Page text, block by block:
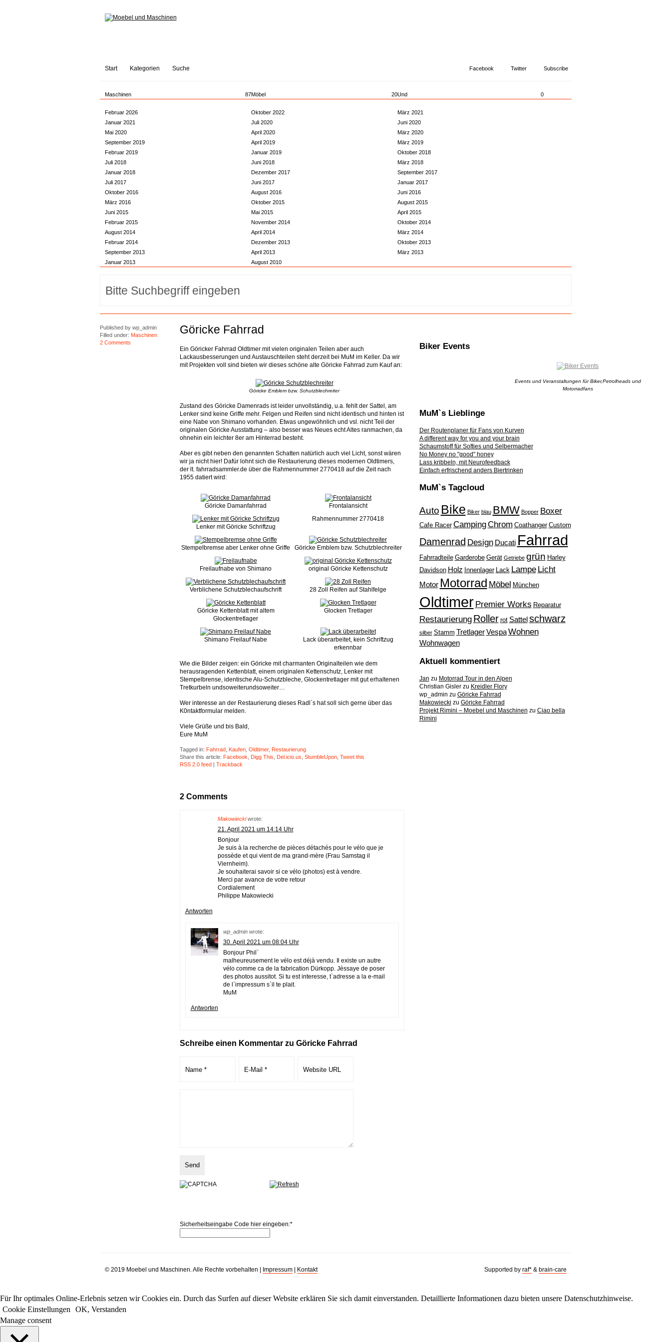
Subscribe
Twitter
Facebook
Start Kategorien Suche
Maschinen 87Möbel 20Und 0
Februar 2026 Oktober 2022
März 2021
Januar 2021
Juli 2020
Juni 2020
Mai 2020
April 2020
März 2020
September 2019
April 2019
März 2019
Februar 2019
Januar 2019
Oktober 2018
Juli 2018
Juni 2018
März 2018
Januar 2018
Dezember 2017
September 2017
Juli 2017
Juni 2017
Januar 2017
Oktober 2016
August 2016
Juni 2016
März 2016
Oktober 2015
August 2015
Juni 2015
Mai 2015
April 2015
Februar 2015
November 2014
Oktober 2014
August 2014
April 2014
März 2014
Februar 2014
Dezember 2013
Oktober 2013
September 2013
April 2013
März 2013
Januar 2013
August 2010
Biker Events
Events und Veranstaltungen für Biker,Petrolheads und
Motorradfans
MuM`s Lieblinge
Der Routenplaner für Fans von Kurven
A different way for you and your brain
Schaumstoff für Softies und Selbermacher
No Money no "good" honey
Lass kribbeln, mit Neurofeedback
Einfach erfrischend anders Biertrinken
MuM`s Tagcloud
Auto Bike Biker blau BMW Bopper Boxer
Cafe Racer CampingChrom Coathanger Custom
Damenrad Design Ducati Fahrrad
Fahrradteile Garderobe Gerät Getriebe grün Harley
Davidson Holz Innenlager Lack Lampe Licht
Motor Motorrad Möbel München
Oldtimer Premier Works Reparatur
Restaurierung Roller rot Sattel schwarz
silber Stamm Tretlager Vespa Wohnen
Wohnwagen
Aktuell kommentiert
Jan zu Motorrad Tour in den Alpen
Christian Gislerzu Kreidler Flory
wp_admin zu Göricke Fahrrad
Makowiecki zu Göricke Fahrrad
Projekt Rimini – Moebel und Maschinen zu Ciao bella
Rimini
Published bywp_admin
Filled under: Maschinen
2 Comments
Göricke Fahrrad
Ein Göricker Fahrrad Oldtimer mit vielen originalen Teilen aber auch
Lackausbesserungen und Austauschteilen steht derzeit bei MuM im Keller. Da wir
mit Projekten voll sind bieten wir dieses schöne alte Göricke Fahrrad zum Kauf an:
Göricke Emblem bzw. Schutzblechreiter
Zustand des Göricke Damenrads ist leider unvollständig, u.a. fehlt der Sattel, am
Lenker sind keine Griffe mehr. Felgen und Reifen sind nicht identisch und hinten ist
eine Nabe von Shimano vorhanden. Etwas ungewöhnlich und vsl. nicht Teil der
originalen Göricke Ausstattung – also besser was Neues echt Altes ranmachen, da
ohnehin ein leichter 8er am Hinterrad besteht.
Aber es gibt neben den genannten Schatten natürlich auch viel Licht, sonst wären
wir ja nicht hier! Dafür lohnt sich die Restaurierung dieses modernen Oldtimers,
der lt. fahrradsammler.de über die Rahmennummer 2770418 auf die Zeit nach
1955 datiert wird:
Göricke Damanfahrrad Frontalansicht
Lenker mit Göricke Schriftzug
Rahmennummer 2770418
Stempelbremse aber Lenker ohne Griffe Göricke Emblem bzw. Schutzblechreiter
Freilaufnabe von Shimano original Göricke Kettenschutz
Verblichene Schutzblechaufschrift 28 Zoll Reifen auf Stahlfelge
Göricke Kettenblatt mit altem
Glockentretlager
Glocken Tretlager
Shimano Freilauf Nabe
Lack überarbeitet, kein Schriftzug
erkennbar
Wie die Bilder zeigen: ein Göricke mit charmanten Originalteilen wie dem
herausragenden Kettenblatt, einem originalen Kettenschutz, Lenker mit
Stempelbrense, identische Alu-Schutzbleche, Glockentretlager mit gut erhaltenen
Tretkurbeln undsoweiterundsoweiter…
Wer interesse an der Restaurierung dieses Radl`s hat soll sich gerne über das
K0ntaktformular melden.
Viele Grüße und bis Bald,
Eure MuM
Tagged in: Fahrrad, Kaufen, Oldtimer, Restaurierung
Share this article: Facebook Digg This Del.icio.us StumbleUpon, Tweet this
RSS 2.0 feed| Trackback
2 Comments
Makowiecki wrote:
21. April 2021 um 14:14 Uhr
Bonjour
Je suis à la recherche de pièces détachés pour le vélo que je
possède et qui vient de ma grand-mère (Frau Samstag il
Viernheim).
Je souhaiterai savoir si ce vélo (photos) est à vendre.
Merci par avance de votre retour
Cordialement
Philippe Makowiecki
Antworten
wp_admin wrote:
30. April 2021 um 08:04 Uhr
Bonjour Phil`
malheureusement le vélo est déjà vendu. Il existe un autre
vélo comme ca de la fabrication Dürkopp. Jèssaye de poser
des photos aussitot. Si tu est interesse, t`adresse a la e-mail
de l`impressum s`il te plait.
MuM
Antworten
Schreibe einen Kommentar zu Göricke Fahrrad
Sicherheitseingabe Code hier eingeben:*
© 2019 Moebel und Maschinen. Alle Rechte vorbehalten | Impressum| Kontakt Supported by raf*& brain-care
Für Ihr optimales Online-Erlebnis setzen wir Cookies ein. Durch das Surfen auf dieser Website erklären Sie sich damit einverstanden. Detaillierte Informationen dazu bieten unsere Datenschutzhinweise.
Cookie Einstellungen
OK, Verstanden
Manage consent